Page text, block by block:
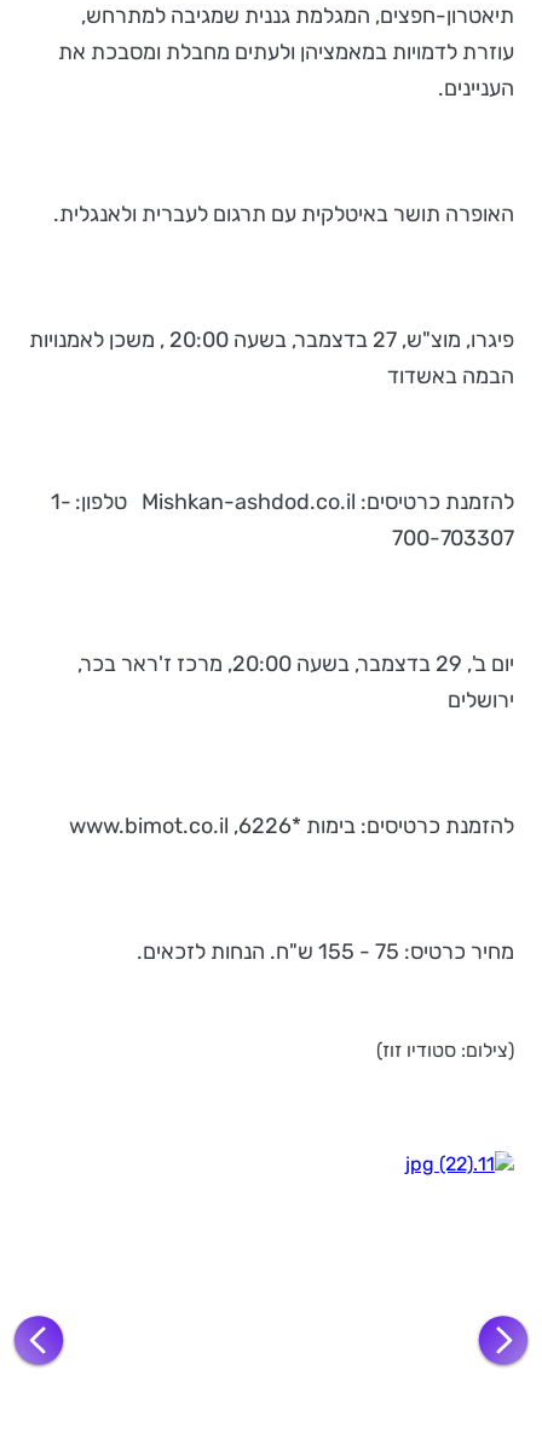
תיאטרון-חפצים, המגלמת גננית שמגיבה למתרחש,
עוזרת לדמויות במאמציהן ולעתים מחבלת ומסבכת את
העניינים.
האופרה תושר באיטלקית עם תרגום לעברית ולאנגלית.
פיגרו, מוצ"ש, 27 בדצמבר, בשעה 20:00 , משכן לאמנויות
הבמה באשדוד
להזמנת כרטיסים: Mishkan-ashdod.co.il טלפון: 1-
700-703307
יום ב', 29 בדצמבר, בשעה 20:00, מרכז ז'ראר בכר,
ירושלים
להזמנת כרטיסים: בימות *6226, www.bimot.co.il
מחיר כרטיס: 75 - 155 ש"ח. הנחות לזכאים.
(צילום: סטודיו זוז)